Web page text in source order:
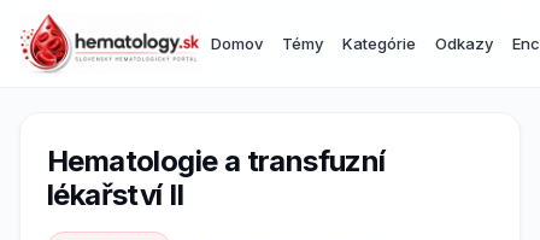
Domov Témy Kategórie Odkazy
Hematologie a transfuzní
lékařství II